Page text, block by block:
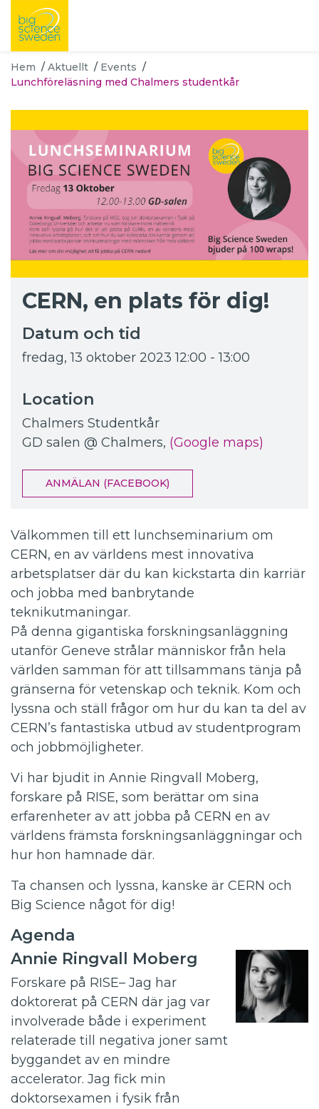
Hem / Aktuellt / Events /
Lunchföreläsning med Chalmers studentkår
CERN, en plats för dig!
Datum och tid
fredag, 13 oktober 2023 12:00 - 13:00
Location
Chalmers Studentkår
GD salen @ Chalmers, (Google maps)
ANMÄLAN (FACEBOOK)
Välkommen till ett lunchseminarium om
CERN, en av världens mest innovativa
arbetsplatser där du kan kickstarta din karriär
och jobba med banbrytande
teknikutmaningar.
På denna gigantiska forskningsanläggning
utanför Geneve strålar människor från hela
världen samman för att tillsammans tänja på
gränserna för vetenskap och teknik. Kom och
lyssna och ställ frågor om hur du kan ta del av
CERN’s fantastiska utbud av studentprogram
och jobbmöjligheter.
Vi har bjudit in Annie Ringvall Moberg,
forskare på RISE, som berättar om sina
erfarenheter av att jobba på CERN en av
världens främsta forskningsanläggningar och
hur hon hamnade där.
Ta chansen och lyssna, kanske är CERN och
Big Science något för dig!
Agenda
Annie Ringvall Moberg
Forskare på RISE– Jag har
doktorerat på CERN där jag var
involverade både i experiment
relaterade till negativa joner samt
byggandet av en mindre
accelerator. Jag fick min
doktorsexamen i fysik från